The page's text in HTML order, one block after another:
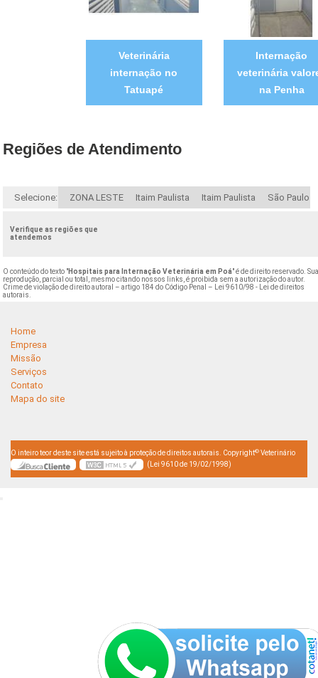
Veterinária
internação no
Tatuapé
Internação
veterinária
na Penha
Regiões de Atendimento
Selecione: ZONA LESTE Itaim Paulista Itaim Paulista São Paulo
Verifique as regiões que
atendemos
O conteúdo do texto "Hospitais para Internação Veterinária em Poá" é de direito reservado.
reprodução, parcial ou total, mesmo citando nossos links, é proibida sem a autorização do autor.
Crime de violação de direito autoral – artigo 184 do Código Penal –
Lei 9610/98 - Lei de direitos
autorais
Home
Empresa
Missão
Serviços
Contato
Mapa do site
O inteiro teor deste site está sujeito à proteção de direitos autorais. Copyright© Veterinário
(Lei 9610 de 19/02/1998)